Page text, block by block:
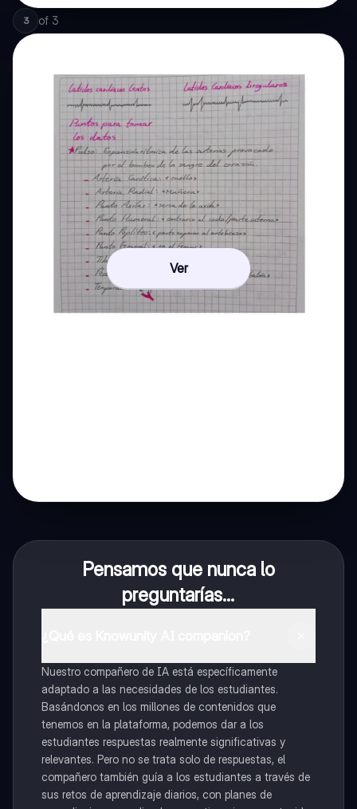
3 of 3
Ver
Pensamos que nunca lo
preguntarías...
Nuestro compañero de IA está específicamente
adaptado a las necesidades de los estudiantes.
Basándonos en los millones de contenidos que
tenemos en la plataforma, podemos dar a los
estudiantes respuestas realmente significativas y
relevantes. Pero no se trata solo de respuestas, el
compañero también guía a los estudiantes a través de
sus retos de aprendizaje diarios, con planes de